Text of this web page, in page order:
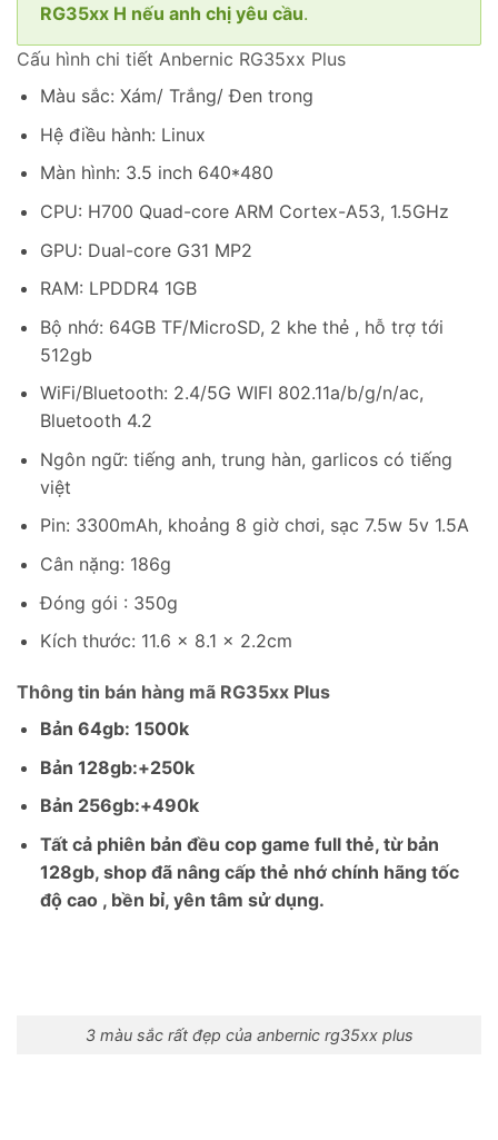
RG35xx H nếu anh chị yêu cầu.
Cấu hình chi tiết Anbernic RG35xx Plus
Màu sắc: Xám/ Trắng/ Đen trong
Hệ điều hành: Linux
Màn hình: 3.5 inch 640*480
CPU: H700 Quad-core ARM Cortex-A53, 1.5GHz
GPU: Dual-core G31 MP2
RAM: LPDDR4 1GB
Bộ nhớ: 64GB TF/MicroSD, 2 khe thẻ , hỗ trợ tới
512gb
WiFi/Bluetooth: 2.4/5G WIFI 802.11a/b/g/n/ac,
Bluetooth 4.2
Ngôn ngữ: tiếng anh, trung hàn, garlicos có tiếng
việt
Pin: 3300mAh, khoảng 8 giờ chơi, sạc 7.5w 5v 1.5A
Cân nặng: 186g
Đóng gói : 350g
Kích thước: 11.6 x 8.1 x 2.2cm
Thông tin bán hàng mã RG35xx Plus
Bản 64gb: 1500k
Bản 128gb:+250k
Bản 256gb:+490k
Tất cả phiên bản đều cop game full thẻ, từ bản
128gb, shop đã nâng cấp thẻ nhớ chính hãng tốc
độ cao , bền bỉ, yên tâm sử dụng.
3 màu sắc rất đẹp của anbernic rg35xx plus